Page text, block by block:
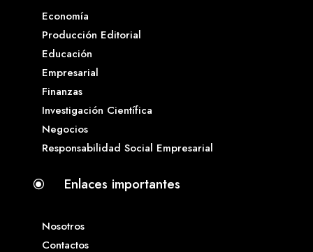
Economía
Producción Editorial
Educación
Empresarial
Finanzas
Investigación Científica
Negocios
Responsabilidad Social Empresarial
\ Enlaces importantes
Nosotros
Contactos